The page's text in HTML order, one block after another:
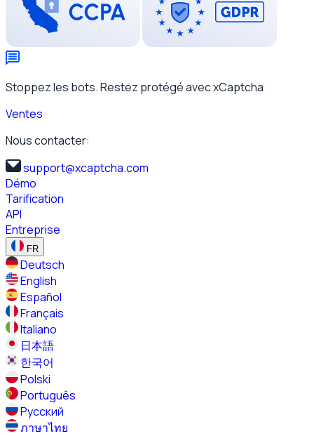
Stoppez les bots. Restez protégé avec xCaptcha
Ventes
Nous contacter:
support@xcaptcha.com
Démo
Tarification
API
Entreprise
FR
Deutsch
English
Español
Français
Italiano
日本語
한국어
Polski
Português
Русский
ภาษาไทย